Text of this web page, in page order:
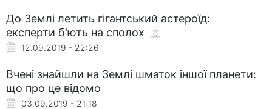
До Землі летить гігантський астероїд:
експерти б'ють на сполох
12.09.2019 - 22:26
Вчені знайшли на Землі шматок іншої планети:
що про це відомо
03.09.2019 - 21:18